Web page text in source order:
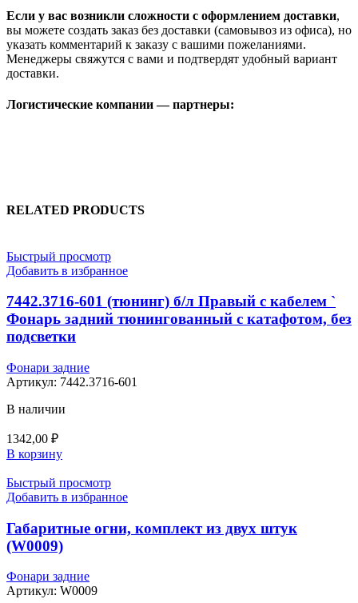
Если у вас возникли сложности с оформлением доставки,
вы можете создать заказ без доставки (самовывоз из офиса), но
указать комментарий к заказу с вашими пожеланиями.
Менеджеры свяжутся с вами и подтвердят удобный вариант
доставки.
Логистические компании — партнеры:
RELATED PRODUCTS
Быстрый просмотр
Добавить в избранное
7442.3716-601 (тюнинг) б/л Правый с кабелем `
Фонарь задний тюнингованный с катафотом, без
подсветки
Фонари задние
Артикул: 7442.3716-601
В наличии
1342,00 ₽
В корзину
Быстрый просмотр
Добавить в избранное
Габаритные огни, комплект из двух штук
(W0009)
Фонари задние
Артикул: W0009